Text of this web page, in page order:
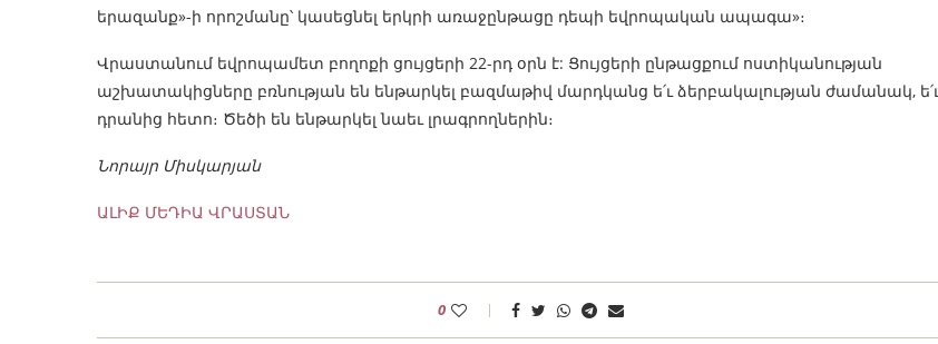
երազանք»-ի որոշմանը՝ կասեցնել երկրի առաջընթացը դեպի եվրոպական ապագա»։
Վրաստանում եվրոպամետ բողոքի ցույցերի 22-րդ օրն է: Ցույցերի ընթացքում ոստիկանության
աշխատակիցները բռնության են ենթարկել բազմաթիվ մարդկանց ե՛ւ ձերբակալության ժամանակ, ե՛ւ
դրանից հետո։ Ծեծի են ենթարկել նաեւ լրագրողներին։
Նորայր Միսկարյան
ԱԼԻՔ ՄԵԴԻԱ ՎՐԱՍՏԱՆ
0